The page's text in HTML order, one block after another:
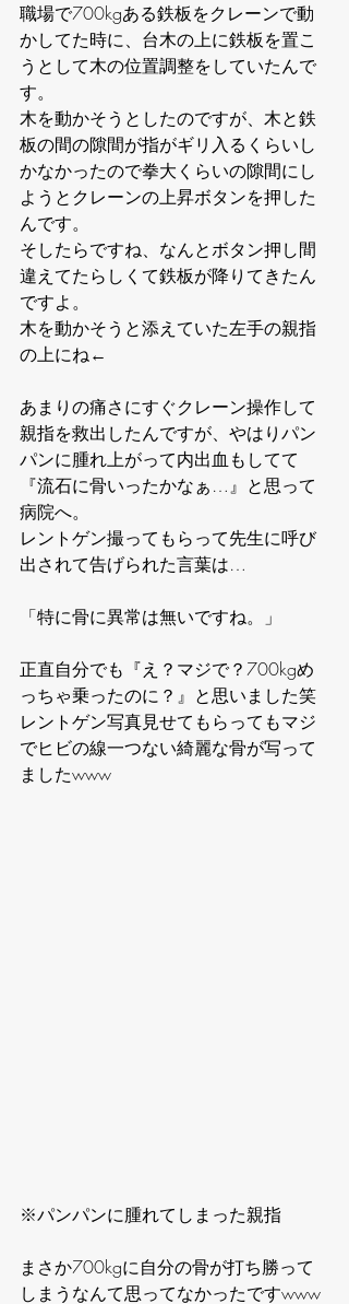
職場で700kgある鉄板をクレーンで動
かしてた時に、台木の上に鉄板を置こ
うとして木の位置調整をしていたんで
す。
木を動かそうとしたのですが、木と鉄
板の間の隙間が指がギリ入るくらいし
かなかったので拳大くらいの隙間にし
ようとクレーンの上昇ボタンを押した
んです。
そしたらですね、なんとボタン押し間
違えてたらしくて鉄板が降りてきたん
ですよ。
木を動かそうと添えていた左手の親指
の上にね←
あまりの痛さにすぐクレーン操作して
親指を救出したんですが、やはりパン
パンに腫れ上がって内出血もしてて
『流石に骨いったかなぁ…』と思って
病院へ。
レントゲン撮ってもらって先生に呼び
出されて告げられた言葉は…
「特に骨に異常は無いですね。」
正直自分でも『え？マジで？700kgめ
っちゃ乗ったのに？』と思いました笑
レントゲン写真見せてもらってもマジ
でヒビの線一つない綺麗な骨が写って
ましたwww
※パンパンに腫れてしまった親指
まさか700kgに自分の骨が打ち勝って
しまうなんて思ってなかったですwww